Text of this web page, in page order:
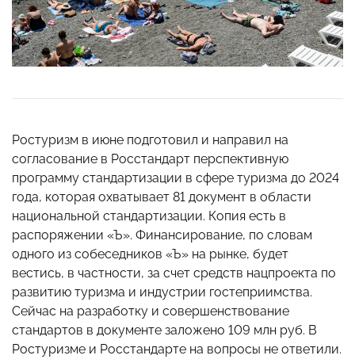
Ростуризм в июне подготовил и направил на
согласование в Росстандарт перспективную
программу стандартизации в сфере туризма до 2024
года, которая охватывает 81 документ в области
национальной стандартизации. Копия есть в
распоряжении «Ъ». Финансирование, по словам
одного из собеседников «Ъ» на рынке, будет
вестись, в частности, за счет средств нацпроекта по
развитию туризма и индустрии гостеприимства.
Сейчас на разработку и совершенствование
стандартов в документе заложено 109 млн руб. В
Ростуризме и Росстандарте на вопросы не ответили.